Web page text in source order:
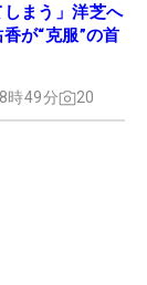
しまう」洋芝へ
が“克服”の首
時49分 20